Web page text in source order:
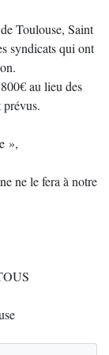
Toulouse, Saint
syndicats qui ont
au lieu des
»,
ne le fera à notre